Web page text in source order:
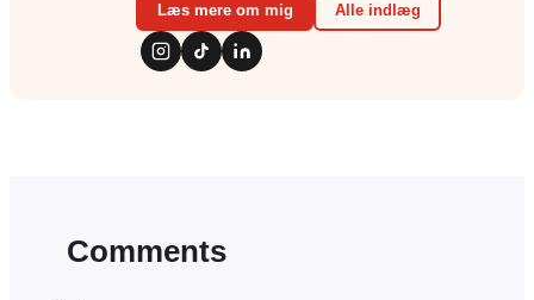
Læs mere om mig Alle indlæg
Comments